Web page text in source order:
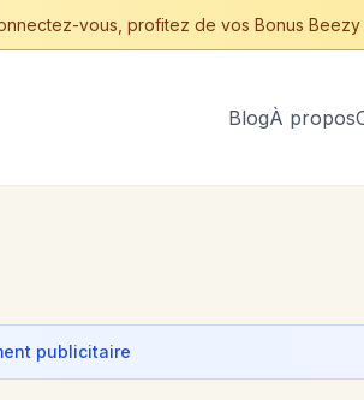
vous, profitez de vos Bonus
BlogÀ propos
publicitaire